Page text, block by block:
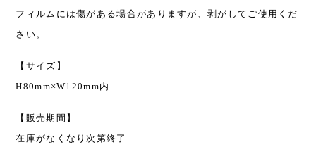
フィルムには傷がある場合がありますが、剥がしてご使用くだ
さい。
【サイズ】
H80mm×W120mm内
【販売期間】
在庫がなくなり次第終了